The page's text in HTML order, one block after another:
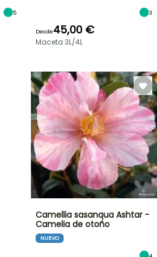
5 3
Desde45,00 €
Maceta 3L/4L
Camellia sasanqua Ashtar -
Camelia de otoño
NUEVO
4